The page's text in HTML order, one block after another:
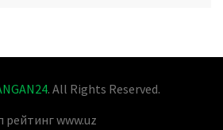
. All Rights Reserved.